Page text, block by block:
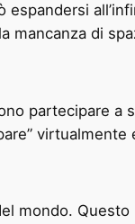
mancanza di
partecipare a
virtualmente
mondo.